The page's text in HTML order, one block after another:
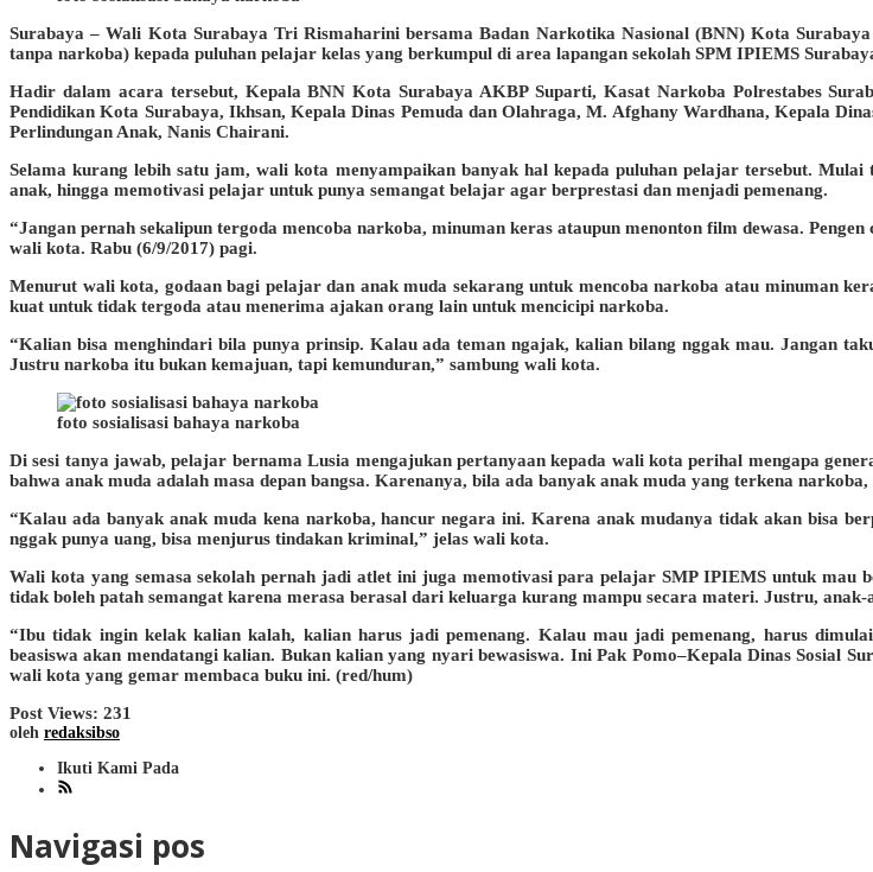
Surabaya – Wali Kota Surabaya Tri Rismaharini bersama Badan Narkotika Nasional (BNN) Kota
tanpa narkoba) kepada puluhan pelajar kelas yang berkumpul di area lapangan sekolah SPM IPIEMS
Hadir dalam acara tersebut, Kepala BNN Kota Surabaya AKBP Suparti, Kasat Narkoba Polrestabes
Pendidikan Kota Surabaya, Ikhsan, Kepala Dinas Pemuda dan Olahraga, M. Afghany Wardhana, Kepala
Perlindungan Anak, Nanis Chairani.
Selama kurang lebih satu jam, wali kota menyampaikan banyak hal kepada puluhan pelajar tersebut.
anak, hingga memotivasi pelajar untuk punya semangat belajar agar berprestasi dan menjadi pemenang.
“Jangan pernah sekalipun tergoda mencoba narkoba, minuman keras ataupun menonton film dewasa.
wali kota. Rabu (6/9/2017) pagi.
Menurut wali kota, godaan bagi pelajar dan anak muda sekarang untuk mencoba narkoba atau minuman
kuat untuk tidak tergoda atau menerima ajakan orang lain untuk mencicipi narkoba.
“Kalian bisa menghindari bila punya prinsip. Kalau ada teman ngajak, kalian bilang nggak mau. Jangan
Justru narkoba itu bukan kemajuan, tapi kemunduran,” sambung wali kota.
foto sosialisasi bahaya narkoba
Di sesi tanya jawab, pelajar bernama Lusia mengajukan pertanyaan kepada wali kota perihal mengapa
bahwa anak muda adalah masa depan bangsa. Karenanya, bila ada banyak anak muda yang terkena
“Kalau ada banyak anak muda kena narkoba, hancur negara ini. Karena anak mudanya tidak akan bisa
nggak punya uang, bisa menjurus tindakan kriminal,” jelas wali kota.
Wali kota yang semasa sekolah pernah jadi atlet ini juga memotivasi para pelajar SMP IPIEMS untuk
tidak boleh patah semangat karena merasa berasal dari keluarga kurang mampu secara materi. Justru,
“Ibu tidak ingin kelak kalian kalah, kalian harus jadi pemenang. Kalau mau jadi pemenang, harus
beasiswa akan mendatangi kalian. Bukan kalian yang nyari bewasiswa. Ini Pak Pomo–Kepala Dinas Sosial
wali kota yang gemar membaca buku ini. (red/hum)
Post Views: 231
oleh redaksibso
Ikuti Kami Pada
Navigasi pos